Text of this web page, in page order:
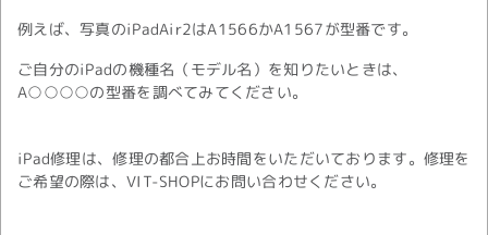
例えば、写真のiPadAir2はA1566かA1567が型番です。
ご自分のiPadの機種名（モデル名）を知りたいときは、
A○○○○の型番を調べてみてください。
iPad修理は、修理の都合上お時間をいただいております。修理を
ご希望の際は、VIT-SHOPにお問い合わせください。